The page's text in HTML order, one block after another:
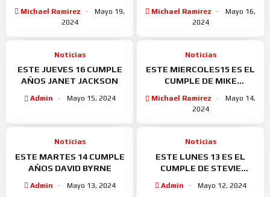
Michael Ramirez
Mayo 19,
2024
Michael Ramirez
Mayo 16,
2024
Noticias
ESTE JUEVES 16 CUMPLE
AÑOS JANET JACKSON
Admin Mayo 15, 2024
Noticias
ESTE MIERCOLES15 ES EL
CUMPLE DE MIKE
Michael Ramirez
Mayo 14,
2024
Noticias
ESTE MARTES 14 CUMPLE
AÑOS DAVID BYRNE
Admin Mayo 13, 2024
Noticias
ESTE LUNES 13 ES EL
CUMPLE DE STEVIE
Admin Mayo 12, 2024